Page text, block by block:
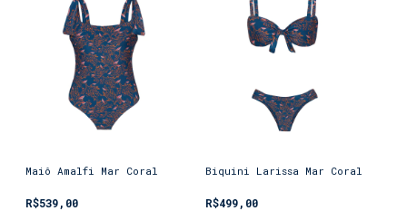
Maiô Amalfi Mar Coral
R$539,00
Biquini Larissa Mar Coral
R$499,00